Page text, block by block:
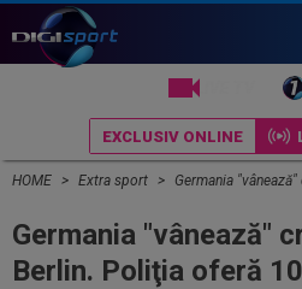
EXCLUSIV ONLINE
HOME Extra sport Germania "vânează"
Germania "vânează"
Berlin. Poliţia oferă